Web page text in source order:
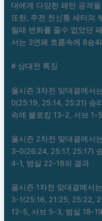
대에게 다양한 패턴 공격
또한, 주전 천신통 세터의
릴때 변화를 줄수 없었던
서는 3연패 흐름속에 8승4
# 상대전 특징
올시즌 3차전 맞대결에서
0(25:19, 25:14, 25:21) 승
속에 블로킹 13-2, 서브 1-
올시즌 2차전 맞대결에서
3-0(26:24, 25:17, 25:17)
4-1, 범실 22-18의 결과
올시즌 1차전 맞대결에서
3-1(25:16, 21:25, 25:22,
12-5, 서브 5-3, 범실 18-